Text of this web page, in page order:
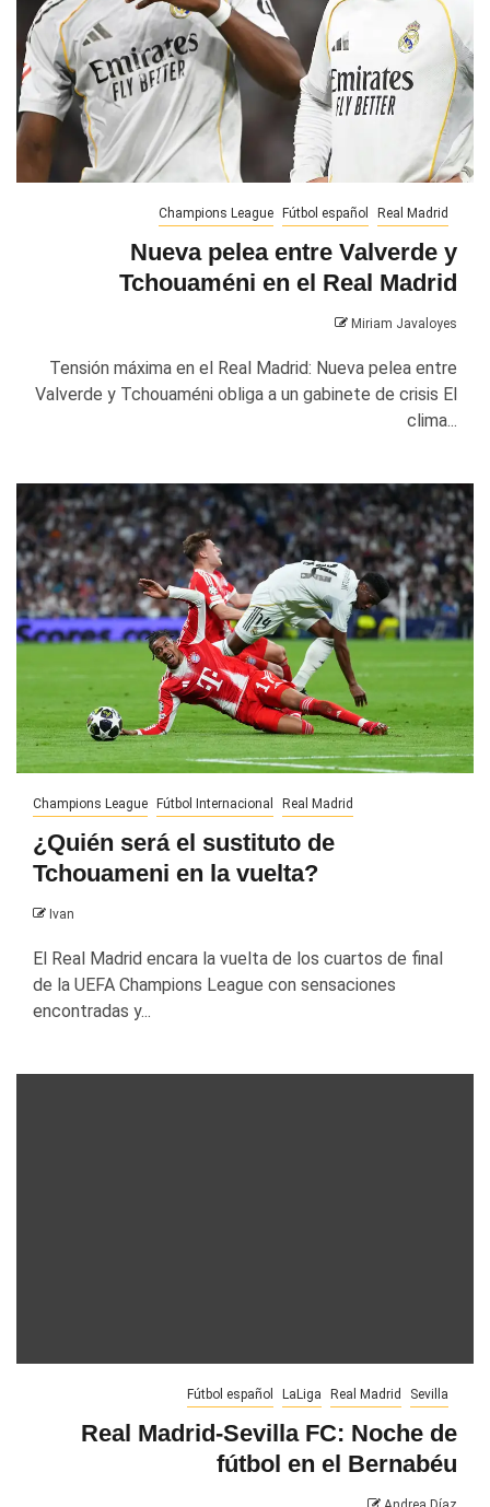
Champions League Fútbol español Real Madrid
Nueva pelea entre Valverde y
Tchouaméni en el Real Madrid
Miriam Javaloyes
Tensión máxima en el Real Madrid: Nueva pelea entre
Valverde y Tchouaméni obliga a un gabinete de crisis El
clima...
Champions League Fútbol Internacional Real Madrid
¿Quién será el sustituto de
Tchouameni en la vuelta?
Ivan
El Real Madrid encara la vuelta de los cuartos de final
de la UEFA Champions League con sensaciones
encontradas y...
Fútbol español LaLiga Real Madrid Sevilla
Real Madrid-Sevilla FC: Noche de
fútbol en el Bernabéu